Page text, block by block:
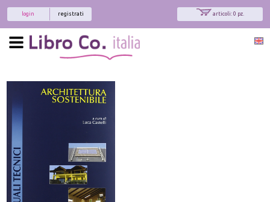
articoli: 0 pz.
registrati
login